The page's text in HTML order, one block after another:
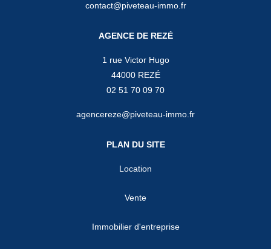
contact@piveteau-immo.fr
AGENCE DE REZÉ
1 rue Victor Hugo
44000 REZÉ
02 51 70 09 70
agencereze@piveteau-immo.fr
PLAN DU SITE
Location
Vente
Immobilier d'entreprise